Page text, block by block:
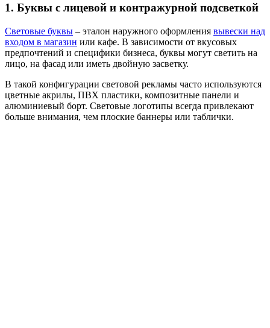
1. Буквы с лицевой и контражурной подсветкой
Световые буквы – эталон наружного оформления вывески над
входом в магазин или кафе. В зависимости от вкусовых
предпочтений и специфики бизнеса, буквы могут светить на
лицо, на фасад или иметь двойную засветку.
В такой конфигурации световой рекламы часто используются
цветные акрилы, ПВХ пластики, композитные панели и
алюминиевый борт. Световые логотипы всегда привлекают
больше внимания, чем плоские баннеры или таблички.